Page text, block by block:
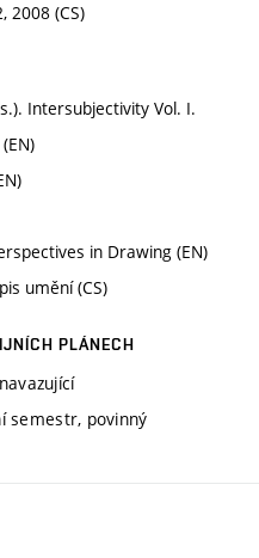
2008 (CS)
Intersubjectivity Vol. I.
in Drawing (EN)
umění (CS)
PLÁNECH
semestr, povinný